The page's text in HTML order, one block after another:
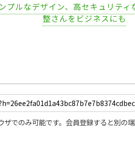
プルなデザイン、高セキュリテ
整さんをビジネスにも
でのみ可能です。会員登録すると別の